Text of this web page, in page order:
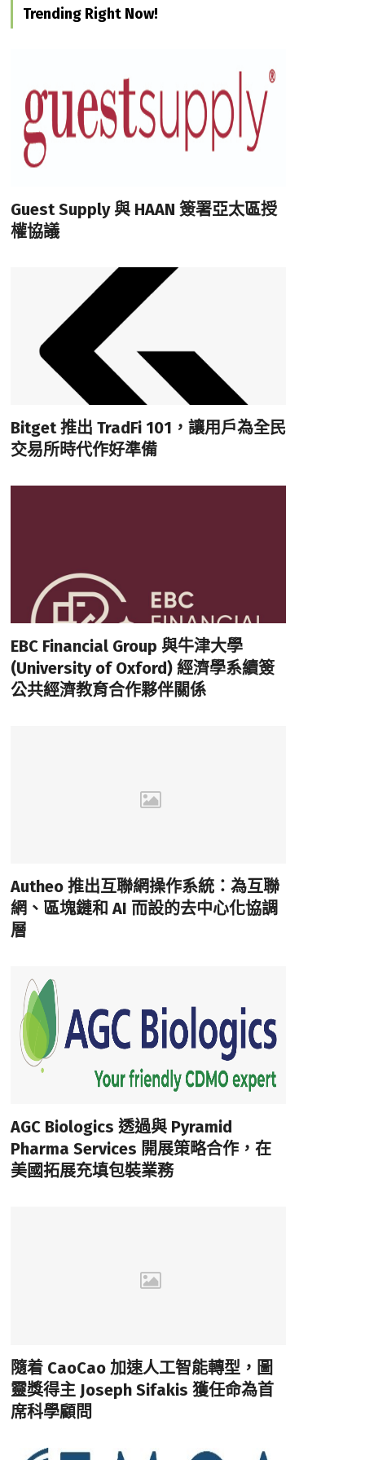
Trending Right Now!
Guest Supply 與 HAAN 簽署亞太區授
權協議
Bitget 推出 TradFi 101，讓用戶為全民
交易所時代作好準備
EBC Financial Group 與牛津大學
(University of Oxford) 經濟學系續簽
公共經濟教育合作夥伴關係
Autheo 推出互聯網操作系統：為互聯
網、區塊鏈和 AI 而設的去中心化協調
層
AGC Biologics 透過與 Pyramid
Pharma Services 開展策略合作，在
美國拓展充填包裝業務
隨着 CaoCao 加速人工智能轉型，圖
靈獎得主 Joseph Sifakis 獲任命為首
席科學顧問